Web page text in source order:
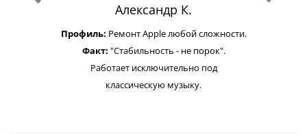
Александр К.
Профиль: Ремонт Apple любой сложности.
Факт: "Стабильность - не порок".
Работает исключительно под
классическую музыку.